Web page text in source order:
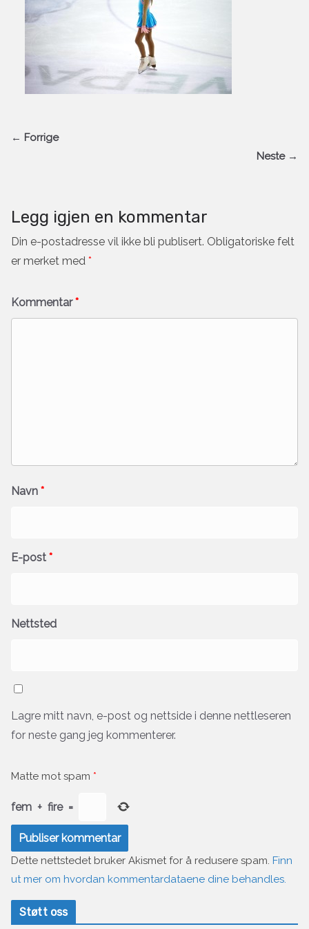
← Forrige
Neste →
Legg igjen en kommentar
Din e-postadresse vil ikke bli publisert. Obligatoriske felt
er merket med *
Kommentar*
Navn *
E-post *
Nettsted
Lagre mitt navn, e-post og nettside i denne nettleseren
for neste gang jeg kommenterer.
Matte mot spam *
fem + fire =
Dette nettstedet bruker Akismet for å redusere spam. Finn
ut mer om hvordan kommentardataene dine behandles.
Støtt oss